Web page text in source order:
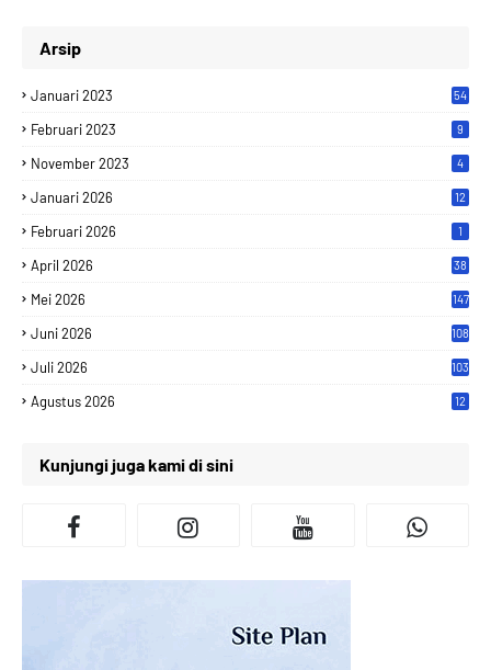
Arsip
Januari 2023 54
Februari 2023 9
November 2023 4
Januari 2026 12
Februari 2026 1
April 2026 38
Mei 2026 147
Juni 2026 108
Juli 2026 103
Agustus 2026 12
Kunjungi juga kami di sini